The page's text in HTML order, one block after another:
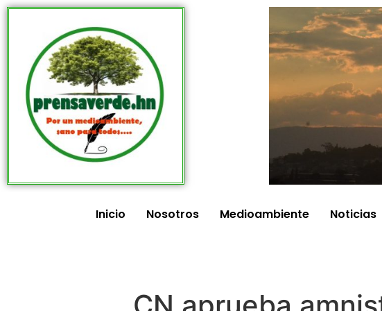
Inicio Nosotros Medioambiente Noticias